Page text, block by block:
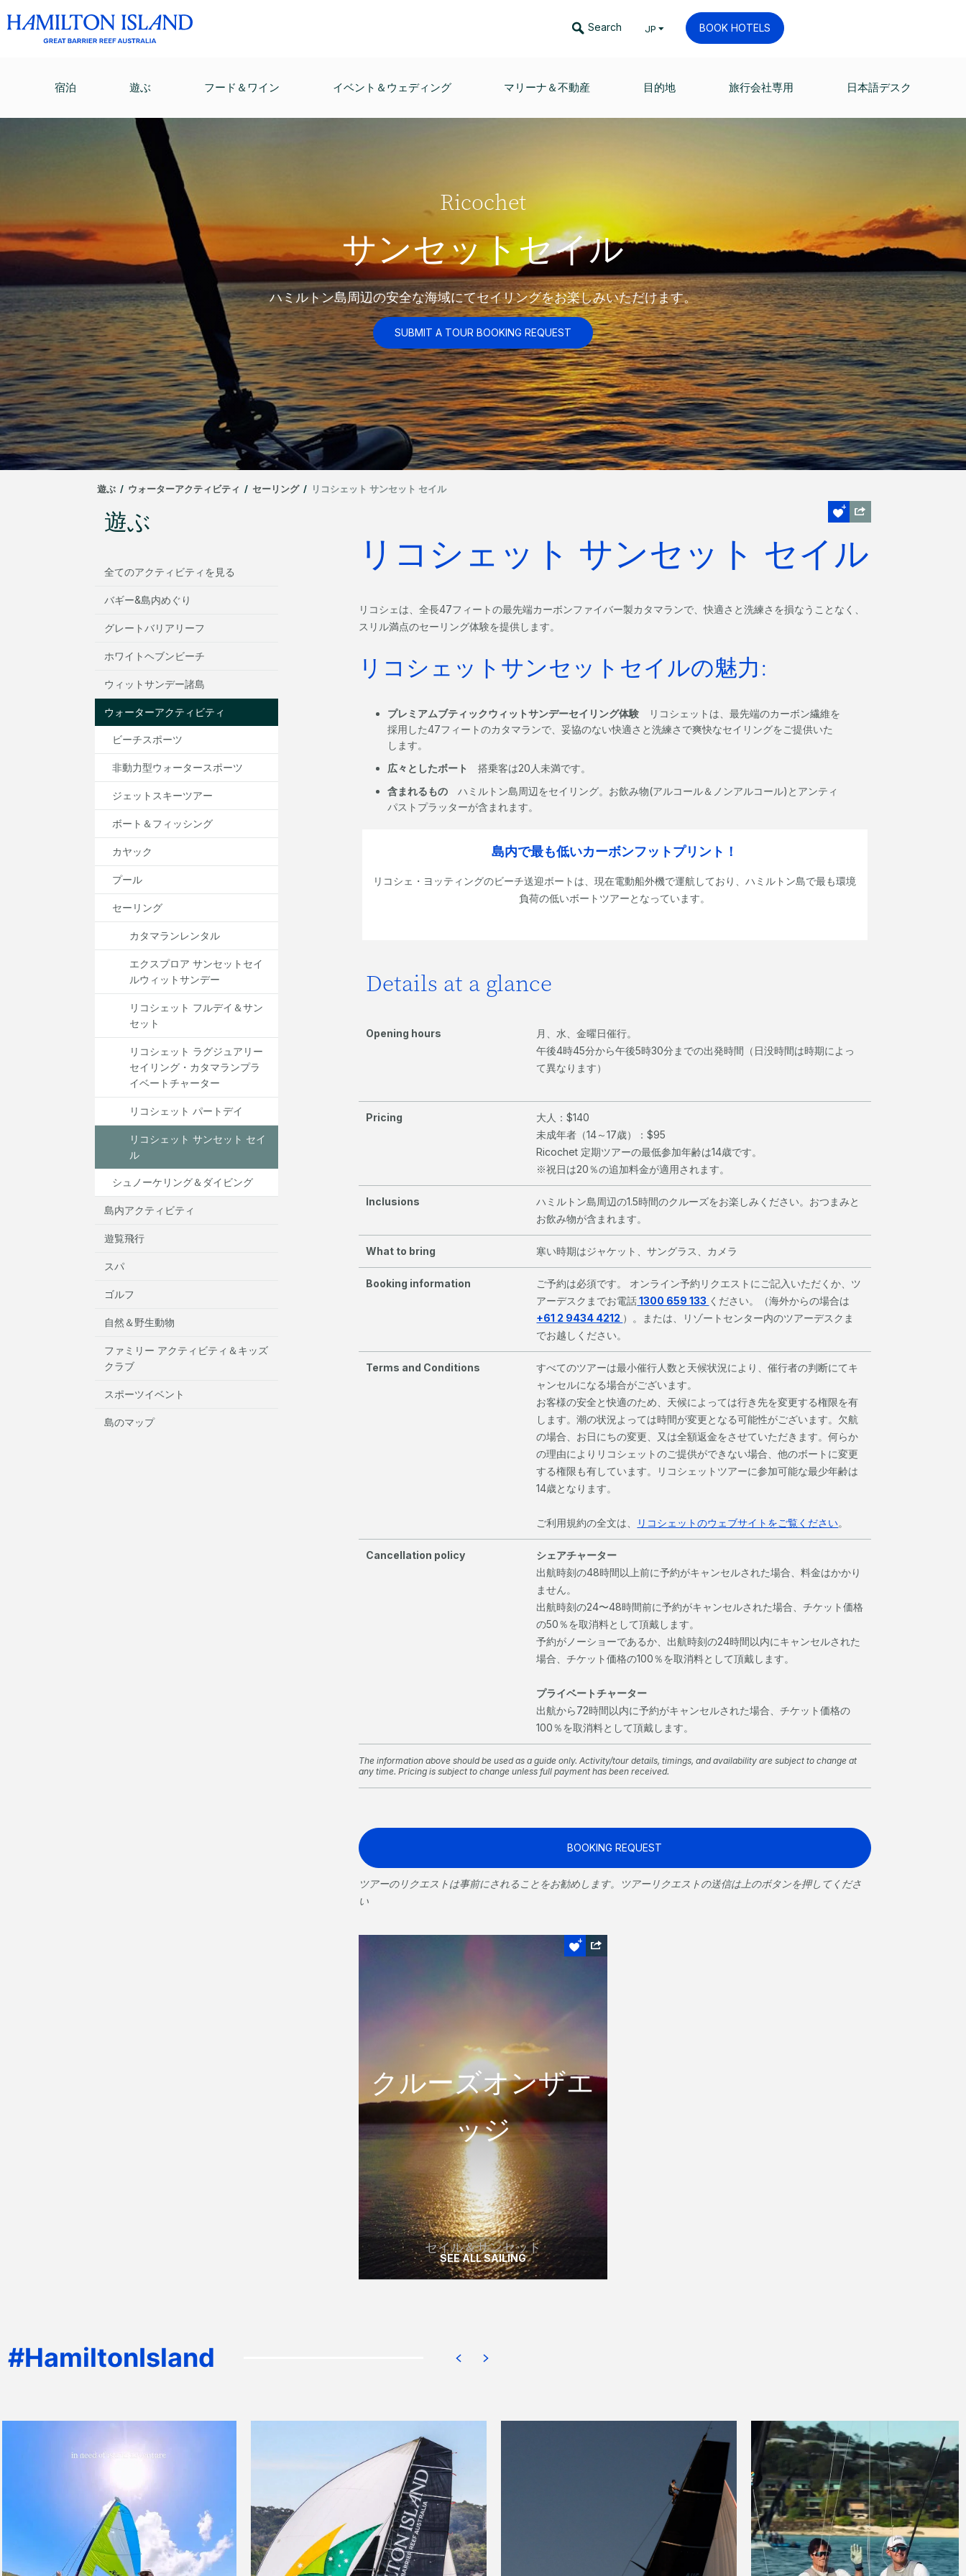
Search JP BOOK HOTELS
宿泊 遊ぶ フード＆ワイン イベント＆ウェディング マリーナ＆不動産 目的地 旅行会社専用 日本語デスク
Ricochet
サンセットセイル
ハミルトン島周辺の安全な海域にてセイリングをお楽しみいただけます。
SUBMIT A TOUR BOOKING REQUEST
遊ぶ / ウォーターアクティビティ / セーリング / リコシェット サンセット セイル
遊ぶ
全てのアクティビティを見る
バギー&島内めぐり
グレートバリアリーフ
ホワイトヘブンビーチ
ウィットサンデー諸島
ウォーターアクティビティ
ビーチスポーツ
非動力型ウォータースポーツ
ジェットスキーツアー
ボート＆フィッシング
カヤック
プール
セーリング
カタマランレンタル
エクスプロア サンセットセイ
ルウィットサンデー
リコシェット フルデイ＆サン
セット
リコシェット ラグジュアリー
セイリング・カタマランプラ
イベートチャーター
リコシェット パートデイ
リコシェット サンセット セイ
ル
シュノーケリング＆ダイビング
島内アクティビティ
遊覧飛行
スパ
ゴルフ
自然＆野生動物
ファミリー アクティビティ＆キッズ
クラブ
スポーツイベント
島のマップ
リコシェット サンセット セイル
リコシェは、全長47フィートの最先端カーボンファイバー製カタマランで、快適さと洗練さを損なうことなく、
スリル満点のセーリング体験を提供します。
リコシェットサンセットセイルの魅力:
プレミアムブティックウィットサンデーセイリング体験
リコシェットは、最先端のカーボン繊維を
採用した47フィートのカタマランで、妥協のない快適さと洗練さで爽快なセイリングをご提供いた
します。
広々としたボート 搭乗客は20人未満です。
含まれるもの ハミルトン島周辺をセイリング。お飲み物(アルコール＆ノンアルコール)とアンティ
パストプラッターが含まれます。
島内で最も低いカーボンフットプリント！
リコシェ・ヨッティングのビーチ送迎ボートは、現在電動船外機で運航しており、ハミルトン島で最も環境
負荷の低いボートツアーとなっています。
Details at a glance
Opening hours
月、水、金曜日催行。
午後4時45分から午後5時30分までの出発時間（日没時間は時期によっ
て異なります）
Pricing
大人：$140
未成年者（14～17歳）：$95
Ricochet 定期ツアーの最低参加年齢は14歳です。
※祝日は20％の追加料金が適用されます。
Inclusions
ハミルトン島周辺の1.5時間のクルーズをお楽しみください。おつまみと
お飲み物が含まれます。
What to bring 寒い時期はジャケット、サングラス、カメラ
Booking information
ご予約は必須です。 オンライン予約リクエストにご記入いただくか、ツ
アーデスクまでお電話1300 659 133 ください。（海外からの場合は
+61 2 9434 4212 ）。または、リゾートセンター内のツアーデスクま
でお越しください。
Terms and Conditions
すべてのツアーは最小催行人数と天候状況により、催行者の判断にてキ
ャンセルになる場合がございます。
お客様の安全と快適のため、天候によっては行き先を変更する権限を有
します。潮の状況よっては時間が変更となる可能性がございます。欠航
の場合、お日にちの変更、又は全額返金をさせていただきます。何らか
の理由によりリコシェットのご提供ができない場合、他のボートに変更
する権限も有しています。リコシェットツアーに参加可能な最少年齢は
14歳となります。
ご利用規約の全文は、 リコシェットのウェブサイトをご覧ください。
Cancellation policy
シェアチャーター
出航時刻の48時間以上前に予約がキャンセルされた場合、料金はかかり
ません。
出航時刻の24〜48時間前に予約がキャンセルされた場合、チケット価格
の50％を取消料として頂戴します。
予約がノーショーであるか、出航時刻の24時間以内にキャンセルされた
場合、チケット価格の100％を取消料として頂戴します。
プライベートチャーター
出航から72時間以内に予約がキャンセルされた場合、チケット価格の
100％を取消料として頂戴します。
The information above should be used as a guide only. Activity/tour details, timings, and availability are subject to change at
any time. Pricing is subject to change unless full payment has been received.
BOOKING REQUEST
ツアーのリクエストは事前にされることをお勧めします。ツアーリクエストの送信は上のボタンを押してくださ
い
セイル＆サンセット
クルーズオンザエ
ッジ
クルーズオンザ
エッジ
沈みゆく太陽を見ながらカタマランで美し
いウィトサンデーをセイリングしましょ
READ MORE
SEE ALL SAILING